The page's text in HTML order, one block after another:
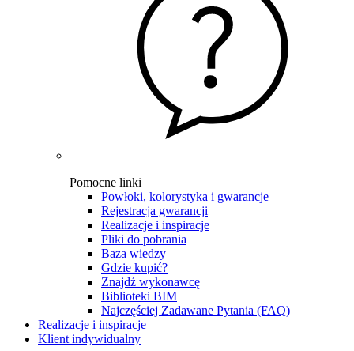
Pomocne linki
Powłoki, kolorystyka i gwarancje
Rejestracja gwarancji
Realizacje i inspiracje
Pliki do pobrania
Baza wiedzy
Gdzie kupić?
Znajdź wykonawcę
Biblioteki BIM
Najczęściej Zadawane Pytania (FAQ)
Realizacje i inspiracje
Klient indywidualny